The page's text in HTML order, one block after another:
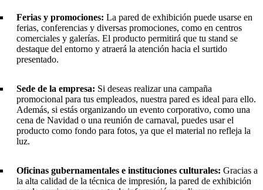
Ferias y promociones: La pared de exhibición puede usarse en
ferias, conferencias y diversas promociones, como en centros
comerciales y galerías. El producto permitirá que tu stand se
destaque del entorno y atraerá la atención hacia el surtido
presentado.
Sede de la empresa: Si deseas realizar una campaña
promocional para tus empleados, nuestra pared es ideal para ello.
Además, si estás organizando un evento corporativo, como una
cena de Navidad o una reunión de carnaval, puedes usar el
producto como fondo para fotos, ya que el material no refleja la
luz.
Oficinas gubernamentales e instituciones culturales: Gracias a
la alta calidad de la técnica de impresión, la pared de exhibición